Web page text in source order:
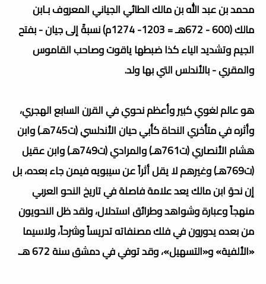
محمد بن عبد الله بن مالك الطائي الجياني المعروف بـابن
مالك (600 - 672هـ = 1203- 1274م) نسبةً إلى جيان - بفتح
الجيم وتشديد الياء كذا ضبطها ياقوت وصاحب القاموس
والمقري - بالأندلس التي بها ولد.
هو عالم لغوي كبير وأعظم نحوي في القرن السابع الهجري،
وأثره في متأخري النحاة كأبي حيان الأندلسي (ت745هـ) وابن
هشام الأنصاري (ت761هـ) والمرادي (ت749هـ) وابن عقيل
(ت769هـ) وغيرهم لا يقل أثراً عن سيبويه فيمن جاء بعده، بل
إن نحوَ ابن مالك يعد علامة فاصلة في تاريخ النحو العربي
منهجاً وعبارة وشواهد وطرائق استدلال، ولقد ظل النحويون
من بعده يدورون في فلك مصنفاته تدريساً وشرحاً، ولاسيما
«الألفية» و«التسهيل»، وقد توفي في دمشق سنة 672 هـ.